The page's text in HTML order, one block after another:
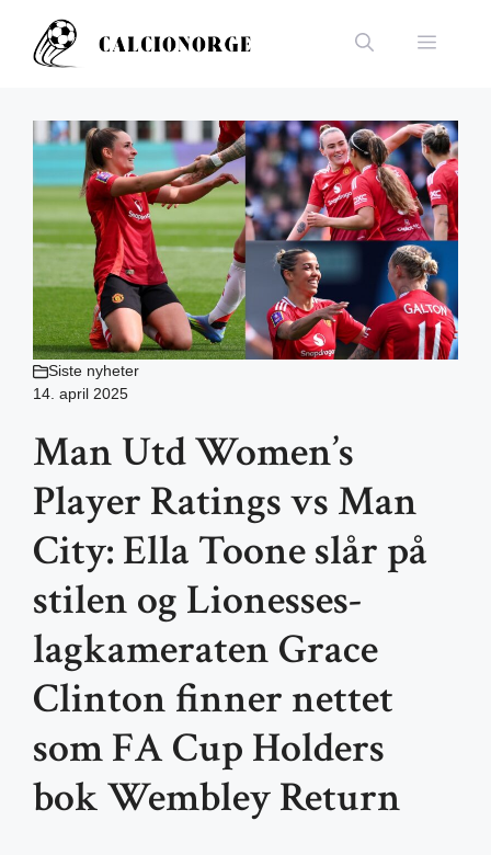
innhold
Meny
Siste nyheter
14. april 2025
Man Utd Women’s
Player Ratings vs Man
City: Ella Toone slår på
stilen og Lionesses-
lagkameraten Grace
Clinton finner nettet
som FA Cup Holders
bok Wembley Return